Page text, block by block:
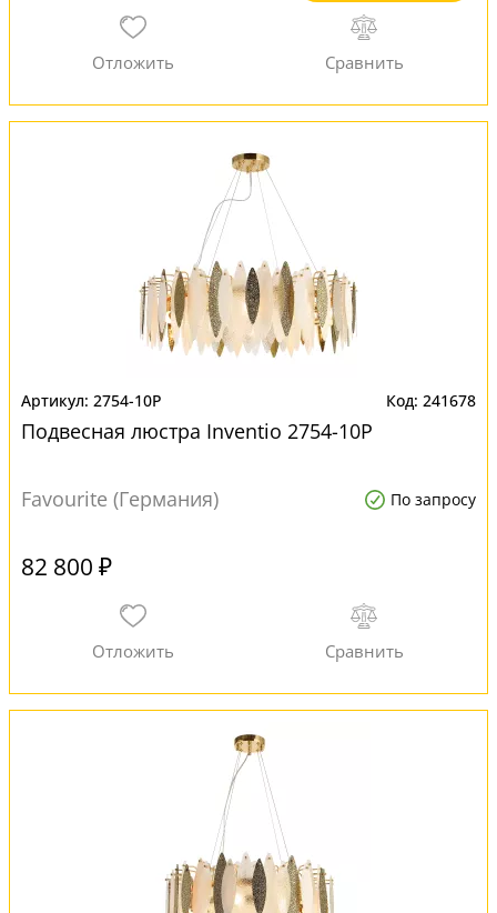
2754-10P 241678
Подвесная люстра Inventio 2754-10P
Favourite (Германия) По запросу
82 800 ₽